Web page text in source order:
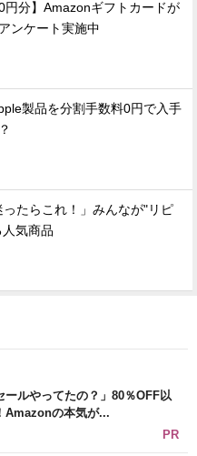
円分】Amazonギフトカードが
ンケート実施中
製品を分割手数料0円で入手
ったらこれ！」みんなが"リピ
気商品
ールやってたの？」80％OFF以
Amazonの本気が...
PR